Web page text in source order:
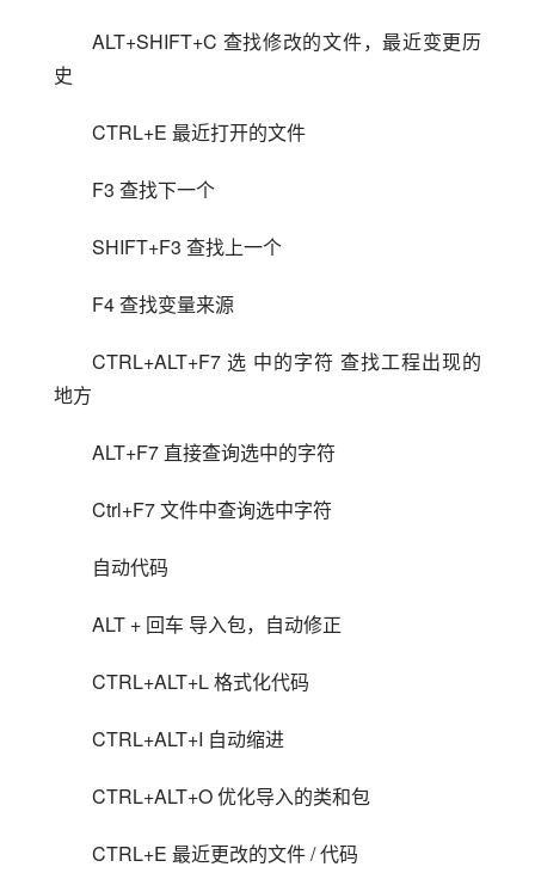
ALT+SHIFT+C 查找修改的文件，最近变更历
史
CTRL+E 最近打开的文件
F3 查找下一个
SHIFT+F3 查找上一个
F4 查找变量来源
CTRL+ALT+F7 选 中的字符 查找工程出现的
地方
ALT+F7 直接查询选中的字符
Ctrl+F7 文件中查询选中字符
自动代码
ALT + 回车 导入包，自动修正
CTRL+ALT+L 格式化代码
CTRL+ALT+I 自动缩进
CTRL+ALT+O 优化导入的类和包
CTRL+E 最近更改的文件 / 代码